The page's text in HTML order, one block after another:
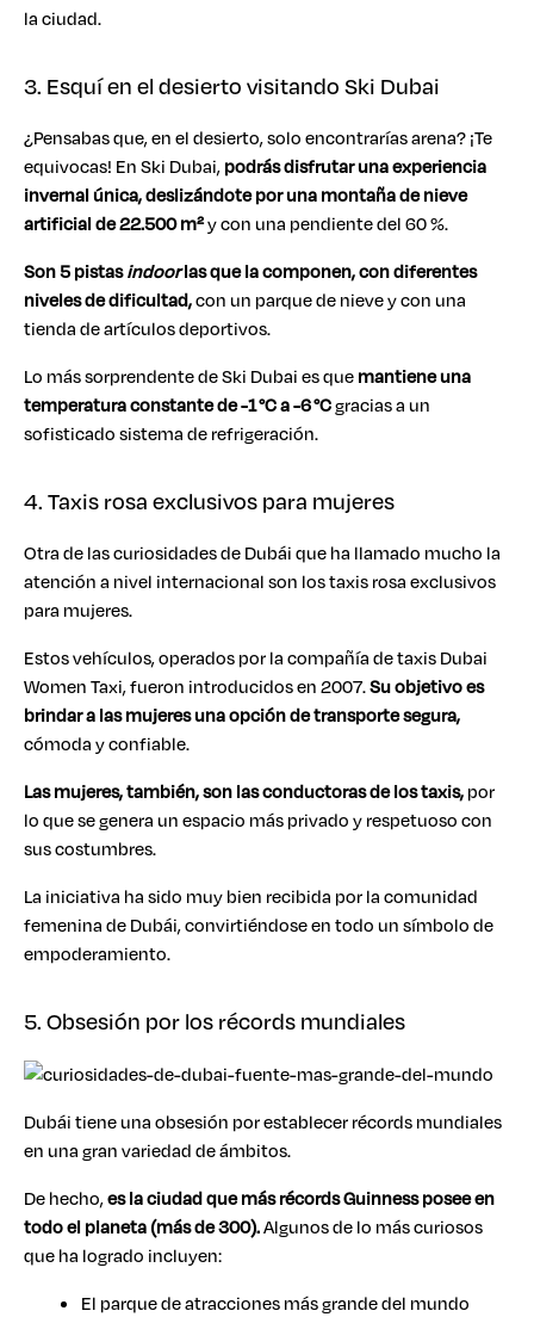
la ciudad.
3. Esquí en el desierto visitando Ski Dubai
¿Pensabas que, en el desierto, solo encontrarías arena? ¡Te
equivocas! En Ski Dubai,podrás disfrutar una experiencia
invernal única, deslizándote por una montaña de nieve
artificial de 22.500 m²y con una pendiente del 60 %.
Son 5 pistasindoorlas que la componen, con diferentes
niveles de dificultad,con un parque de nieve y con una
tienda de artículos deportivos.
Lo más sorprendente de Ski Dubai es quemantiene una
temperatura constante de -1 °C a -6 °Cgracias a un
sofisticado sistema de refrigeración.
4. Taxis rosa exclusivos para mujeres
Otra de las curiosidades de Dubái que ha llamado mucho la
atención a nivel internacional son los taxis rosa exclusivos
para mujeres.
Estos vehículos, operados por la compañía de taxis Dubai
Women Taxi, fueron introducidos en 2007.Su objetivo es
brindar a las mujeres una opción de transporte segura,
cómoda y confiable.
Las mujeres, también, son las conductoras de los taxis,por
lo que se genera un espacio más privado y respetuoso con
sus costumbres.
La iniciativa ha sido muy bien recibida por la comunidad
femenina de Dubái, convirtiéndose en todo un símbolo de
empoderamiento.
5. Obsesión por los récords mundiales
Dubái tiene una obsesión por establecer récords mundiales
en una gran variedad de ámbitos.
De hecho,es la ciudad que más récords Guinness posee en
todo el planeta (más de 300).Algunos de lo más curiosos
que ha logrado incluyen:
El parque de atracciones más grande del mundo